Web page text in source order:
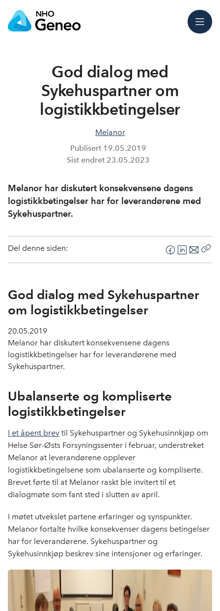
Meny
God dialog med
Sykehuspartner om
logistikk­betingelser
Melanor
Publisert 19.05.2019
Sist endret 23.05.2023
Melanor har diskutert konsekvensene dagens
logistikkbetingelser har for leverandørene med
Sykehuspartner.
Del denne siden:
F
a
b
L
i
k
e
E
-
s
God dialog med Sykehuspartner
om logistikk­betingelser
20.05.2019
Melanor har diskutert konsekvensene dagens
logistikkbetingelser har for leverandørene med
Sykehuspartner.
Ubalanserte og kompliserte
logistikkbetingelser
I et åpent brev til Sykehuspartner og Sykehusinnkjøp om
Helse Sør-Østs Forsyningssenter i februar, understreket
Melanor at leverandørene opplever
logistikkbetingelsene som ubalanserte og kompliserte.
Brevet førte til at Melanor raskt ble invitert til et
dialogmøte som fant sted i slutten av april.
I møtet utvekslet partene erfaringer og synspunkter.
Melanor fortalte hvilke konsekvenser dagens betingelser
har for leverandørene. Sykehuspartner og
Sykehusinnkjøp beskrev sine intensjoner og erfaringer.